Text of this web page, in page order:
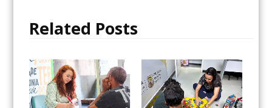
k
i
a
r
Related Posts